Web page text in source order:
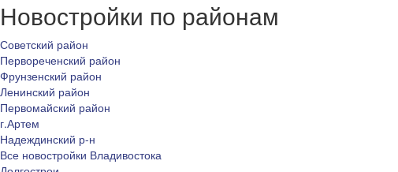
Новостройки по районам
Советский район
Первореченский район
Фрунзенский район
Ленинский район
Первомайский район
г.Артем
Надеждинский р-н
Все новостройки Владивостока